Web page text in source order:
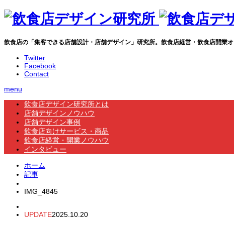
飲食店の「集客できる店舗設計・店舗デザイン」研究所。飲食店経営・飲食店開業オ
Twitter
Facebook
Contact
menu
飲食店デザイン研究所とは
店舗デザインノウハウ
店舗デザイン事例
飲食店向けサービス・商品
飲食店経営・開業ノウハウ
インタビュー
ホーム
記事
IMG_4845
UPDATE2025.10.20